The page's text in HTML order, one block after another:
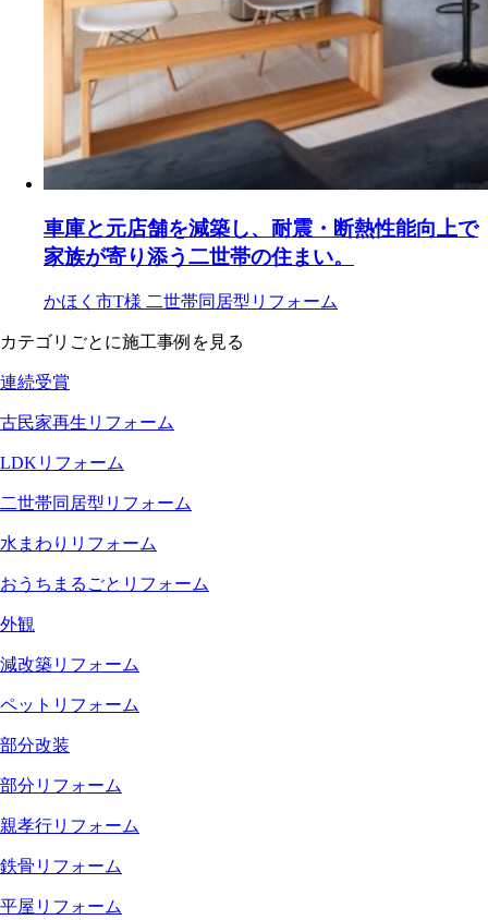
車庫と元店舗を減築し、耐震・断熱性能向上で
家族が寄り添う二世帯の住まい。
かほく市T様 二世帯同居型リフォーム
カテゴリごとに施工事例を見る
連続受賞
古民家再生リフォーム
LDKリフォーム
二世帯同居型リフォーム
水まわりリフォーム
おうちまるごとリフォーム
外観
減改築リフォーム
ペットリフォーム
部分改装
部分リフォーム
親孝行リフォーム
鉄骨リフォーム
平屋リフォーム